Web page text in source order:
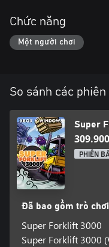
Chức năng
Một người chơi
So sánh các phiên
Super
PHIÊN
Đã bao gồm trò chơi
Super Forklift 3000
Super Forklift 3000